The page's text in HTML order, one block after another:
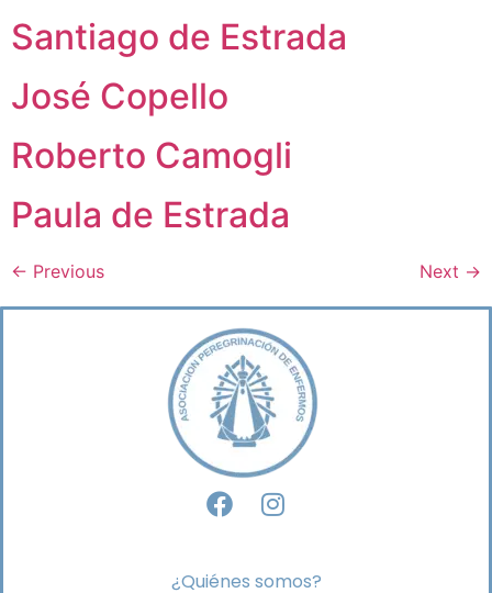
Santiago de Estrada
José Copello
Roberto Camogli
Paula de Estrada
← Previous Next →
¿Quiénes somos?